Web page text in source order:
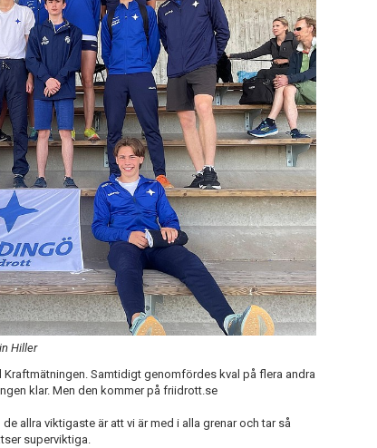
Hiller
Samtidigt genomfördes kval på flera andra
klar. Men den kommer på friidrott.se
allra viktigaste är att vi är med i alla grenar och tar så
superviktiga.